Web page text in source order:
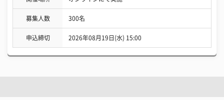
募集人数 300名
申込締切 2026年08月19日(水) 15:00